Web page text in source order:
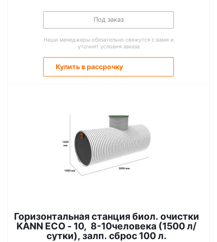
Под заказ
Наши менеджеры обязательно свяжутся с вами и
уточнят условия заказа
Купить в рассрочку
Горизонтальная станция биол. очистки
KANN ECO - 10, 8-10человека (1500 л/
сутки), залп. сброс 100 л.